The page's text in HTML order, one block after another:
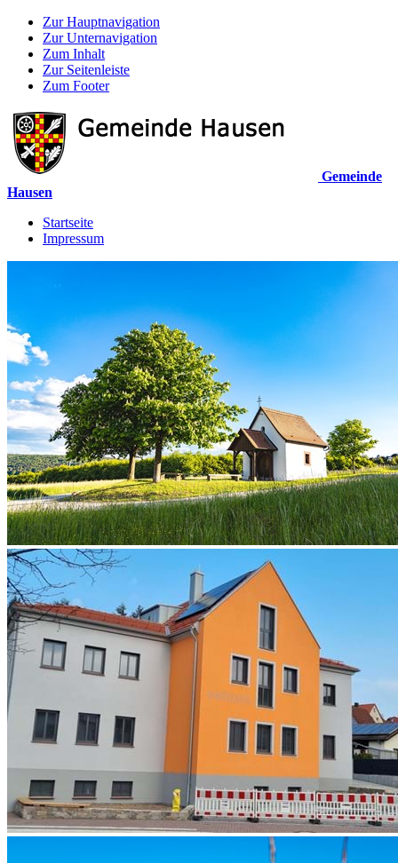
Zur Hauptnavigation
Zur Unternavigation
Zum Inhalt
Zur Seitenleiste
Zum Footer
Gemeinde
Hausen
Startseite
Impressum